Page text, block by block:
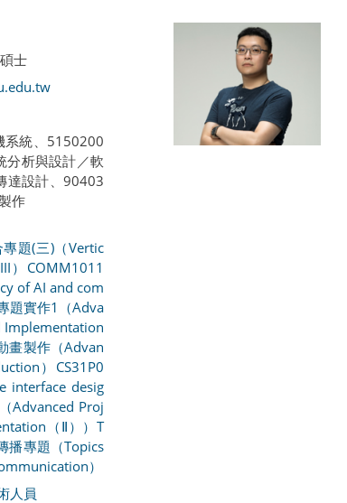
士
系統、5150200
分析與設計／軟
達設計、90403
作
題(三)（Vertic
） COMM1011
of AI and com
題實作1（Adva
Implementation
畫製作（Advan
） CS31P0
interface desig
Advanced Proj
（Ⅱ）） T
播專題（Topics
）
人員